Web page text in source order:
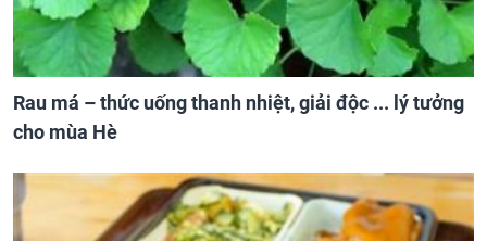
Rau má – thức uống thanh nhiệt, giải độc ... lý tưởng
cho mùa Hè